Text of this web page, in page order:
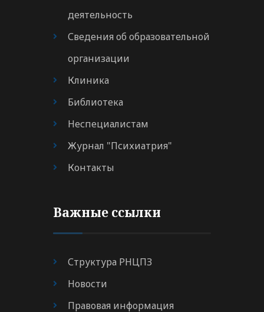
деятельность
Сведения об образовательной
организации
Клиника
Библиотека
Неспециалистам
Журнал "Психиатрия"
Контакты
Важные ссылки
Структура РНЦПЗ
Новости
Правовая информация